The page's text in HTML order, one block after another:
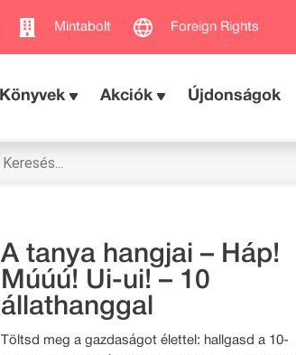
Mintabolt Foreign Rights
Könyvek Akciók Újdonságok
A tanya hangjai – Háp!
Múúú! Ui-ui! – 10
állathanggal
Töltsd meg a gazdaságot élettel: hallgasd a 10-